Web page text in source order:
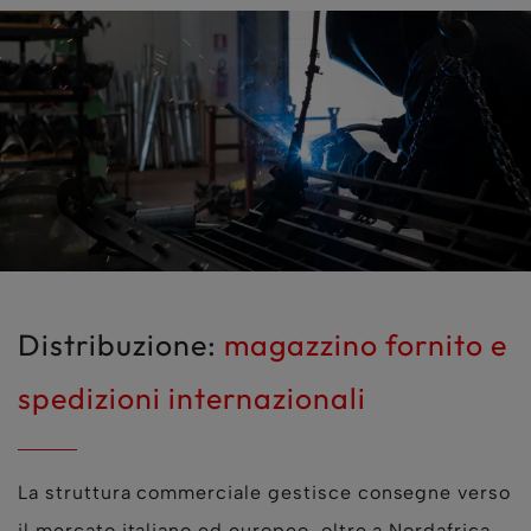
Distribuzione: magazzino fornito e
spedizioni internazionali
La struttura commerciale gestisce consegne verso